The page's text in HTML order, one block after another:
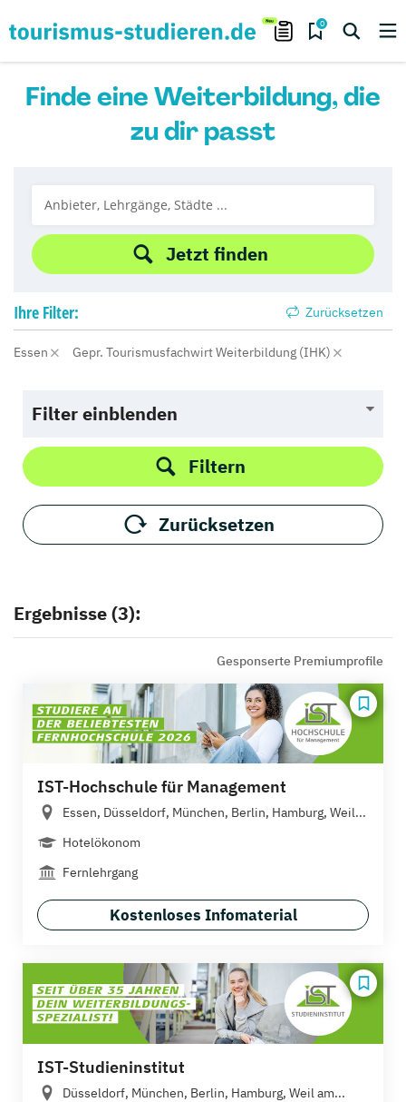
0
Finde eine Weiterbildung, die
zu dir passt
Jetzt finden
Ihre Filter: Zurücksetzen
Essen Gepr. Tourismusfachwirt Weiterbildung (IHK)
Filter einblenden
Filtern
Zurücksetzen
Ergebnisse (3):
Gesponserte Premiumprofile
IST-Hochschule für Management
Essen, Düsseldorf, München, Berlin, Hamburg, Weil...
Hotelökonom
Fernlehrgang
Kostenloses Infomaterial
IST-Studieninstitut
Düsseldorf, München, Berlin, Hamburg, Weil am...